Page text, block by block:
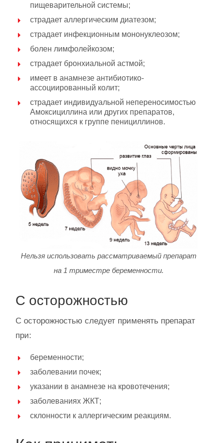
пищеварительной системы;
страдает аллергическим диатезом;
страдает инфекционным мононуклеозом;
болен лимфолейкозом;
страдает бронхиальной астмой;
имеет в анамнезе антибиотико-
ассоциированный колит;
страдает индивидуальной непереносимостью
Амоксициллина или других препаратов,
относящихся к группе пенициллинов.
Нельзя использовать рассматриваемый препарат
на 1 триместре беременности.
С осторожностью
С осторожностью следует применять препарат
при:
беременности;
заболевании почек;
указании в анамнезе на кровотечения;
заболеваниях ЖКТ;
склонности к аллергическим реакциям.